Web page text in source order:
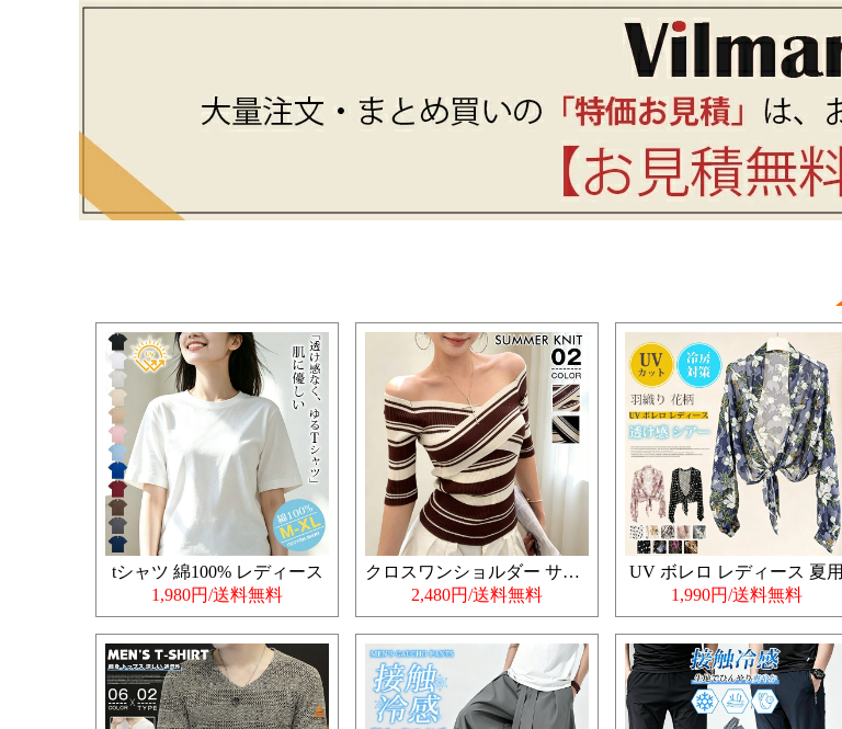
tシャツ 綿100% レディース
1,980円/送料無料
クロスワンショルダー サマーニット
2,480円/送料無料
UV ボレロ レディース 夏用
1,990円/送料無料